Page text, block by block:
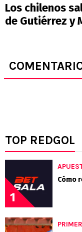
Los chilenos
de Gutiérrez y
TOP REDGOL
1
Cómo